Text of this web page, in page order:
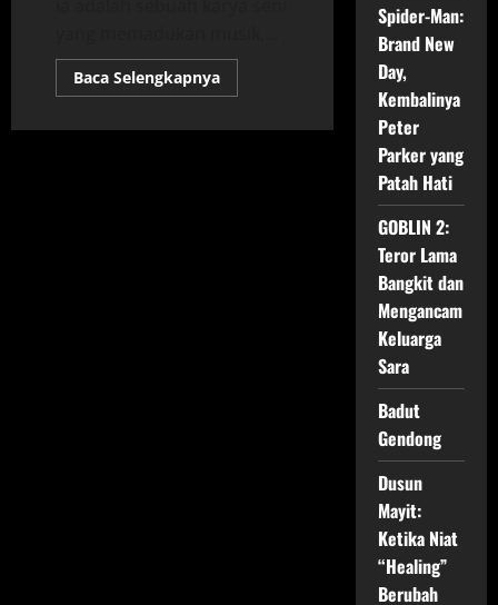
Baca SelengkapnyaRead
more
Spider-Man:
Brand New
Day,
Kembalinya
Peter
Parker yang
Patah Hati
GOBLIN 2:
Teror Lama
Bangkit dan
Mengancam
Keluarga
Sara
Badut
Gendong
Dusun
Mayit:
Ketika Niat
“Healing”
Berubah